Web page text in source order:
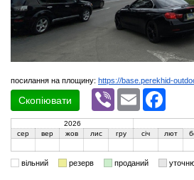
посилання на площину: https://base.perekhid-
Скопіювати
Viber Email
2026
сер
вер жов лис гру січ лют
вільний резерв проданий